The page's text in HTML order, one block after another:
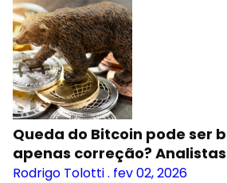
Queda do Bitcoin pode ser
apenas correção?
Rodrigo Tolotti. fev 02, 2026